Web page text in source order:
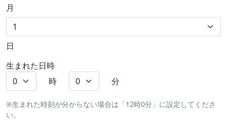
月
日
生まれた日時
時
分
※生まれた時刻が分からない場合は「12時0分」に設定してくださ
い。